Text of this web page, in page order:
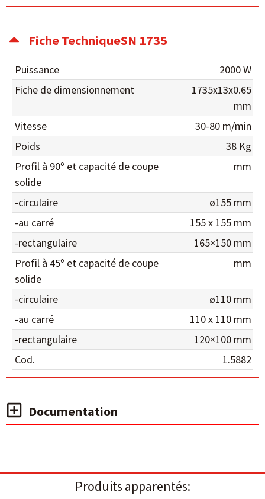
Fiche TechniqueSN 1735
Puissance
2000 W
Fiche de dimensionnement
1735x13x0.65
mm
Vitesse
30-80 m/min
Poids
38 Kg
Profil à 90º et capacité de coupe
solide
mm
-circulaire
ø155 mm
-au carré
155 x 155 mm
-rectangulaire
165×150 mm
Profil à 45º et capacité de coupe
solide
mm
-circulaire
ø110 mm
-au carré
110 x 110 mm
-rectangulaire
120×100 mm
Cod.
1.5882
Documentation
Produits apparentés: